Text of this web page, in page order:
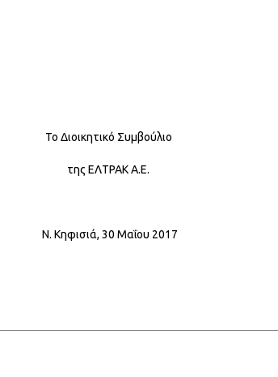
Το Διοικητικό Συμβούλιο
της ΕΛΤΡΑΚ Α.Ε.
Ν. Κηφισιά, 30 Μαΐου 2017